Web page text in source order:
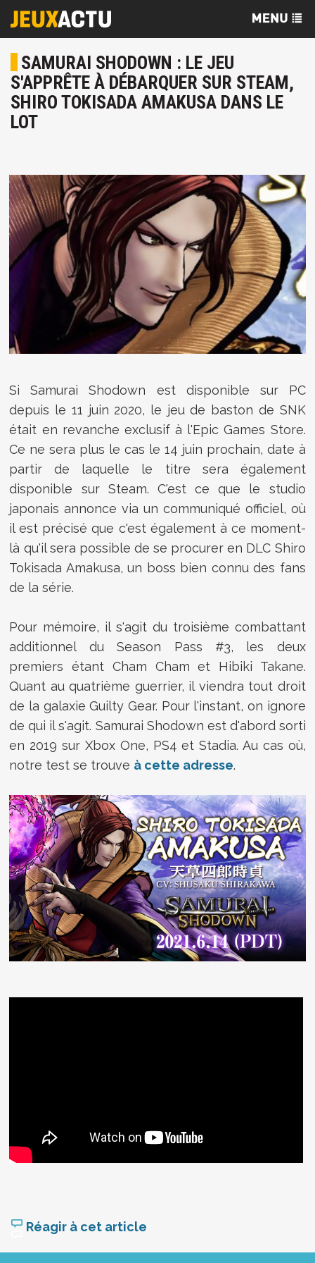
SAMURAI SHODOWN : LE JEU
S'APPRÊTE À DÉBARQUER SUR STEAM,
SHIRO TOKISADA AMAKUSA DANS LE
LOT
SiSamurai Shodown est disponible sur PC
depuis le 11 juin 2020, le jeu de baston de SNK
était en revanche exclusif à l'Epic Games Store.
Ce ne sera plus le cas le 14 juin prochain, date à
partir de laquelle le titre sera également
disponible sur Steam. C'est ce que le studio
japonais annonce via un communiqué officiel, où
il est précisé que c'est également à ce moment-
là qu'il sera possible de se procurer en DLC Shiro
Tokisada Amakusa, un boss bien connu des fans
de la série.
Pour mémoire, il s'agit du troisième combattant
additionnel du Season Pass #3, les deux
premiers étant Cham Cham et Hibiki Takane.
Quant au quatrième guerrier, il viendra tout droit
de la galaxie Guilty Gear. Pour l'instant, on ignore
de qui il s'agit. Samurai Shodown est d'abord sorti
en 2019 sur Xbox One, PS4 et Stadia. Au cas où,
notre test se trouve à cette adresse.
Réagir à cet article